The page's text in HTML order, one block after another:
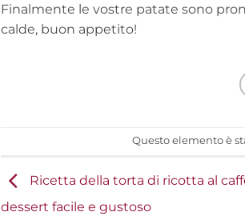
Finalmente le vostre patate sono
calde, buon appetito!
Questo elemento è
Ricetta della torta di ricotta al
dessert facile e gustoso